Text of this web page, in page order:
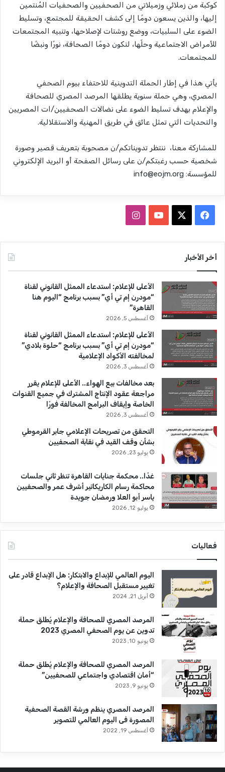
كوكبة من زملائي وزميلاتي من الصحفيين والصحفيات المُنتمين
إليها، والذين يسعون دومًا إلى كشف الحقيقة للمجتمع، وتسليط
الضوء على السلبيات، ووضع روشتات لإصلاحها، وتنبيه المجتمعات
للأمراض الاجتماعية وحلّها، لتكون دومًا الصحافة، نورًا ونبضًا
للمجتمعات.
يأتي هذا في إطار الحملة التدوينية للاحتفاء بيوم الصحفي
المصري، وهي حملة سنوية يطلقها المرصد المصري للصحافة
والإعلام بهدف تسليط الضوء على نضالات الصحفيين/ات المصريين
والتحديات التي تمثل عائق في طريق المهنية والاستقلالية.
للمشاركة معنا، ننتظر تدويناتكم/ن مصحوبة بتعريف قصير وصورة
شخصية حسب رغبتكم/ن على رسائل الصفحة أو البريد الإلكتروني
للمؤسسة: info@eojm.org
س
و
ك
T
u
b
e
ق
ا
م
أخر الأخبار
الأعلى للإعلام: استدعاء الممثل القانوني لقناة
“مودرن إم تي أي” بسبب برنامج “اليوم هنا
القاهرة”
أغسطس 5, 2026
الأعلى للإعلام: استدعاء الممثل القانوني لقناة
“مودرن إم تي أي” بسبب برنامج “حلوة بلادي”
لمخالفته الأكواد الإعلامية
أغسطس 3, 2026
بعد مخالفات بيع الهواء.. الأعلى للإعلام يقرر
مراجعة عقود الإنتاج المشترك في جميع القنوات
الخاصة وإيقاف البرامج المخالفة فورًا
أغسطس 3, 2026
التحقق من تصريحات الإعلامي جابر القرموطي
بشأن وقف القيد في نقابة الصحفيين
يوليو 23, 2026
غدًا.. محكمة جنايات القاهرة تنظر ثاني جلسات
محاكمة رسام الكاريكاتير أشرف عمر والصحفيين
ياسر أبو العلا ورمضان جويدة
يوليو 12, 2026
فعاليات
اليوم العالمي للإبداع والابتكار: هل الإبداع قادر على
تغيير مستقبل الصحافة والإعلام؟
أبريل 21, 2024
المرصد المصري للصحافة والإعلام يُطلق حملة
تدوين عن يوم الصحفي المصري 2023
يونيو 10, 2023
المرصد المصري للصحافة والإعلام يُطلق حملة
“أمان اقتصادي واجتماعي للصحفيين”
يونيو 9, 2023
المرصد المصري ينظم ورشة القصة الصحفية
المصورة فى اليوم العالمي للتصوير
أغسطس 19, 2022